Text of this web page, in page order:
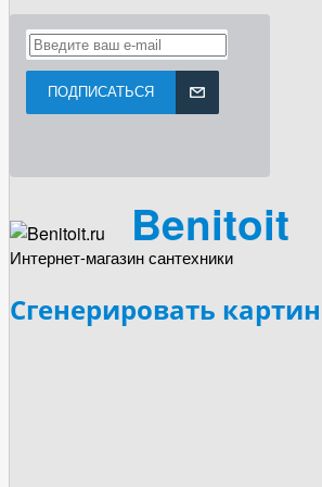
ПОДПИСАТЬСЯ
Benitoit
Интернет-магазин сантехники
Сгенерировать